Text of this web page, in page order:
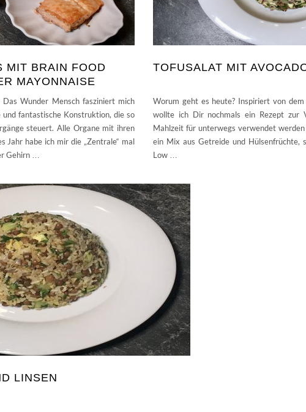
MIT BRAIN FOOD
MAYONNAISE
Wunder Mensch fasziniert mich
fantastische Konstruktion, die so
steuert. Alle Organe mit ihren
Jahr habe ich mir die „Zentrale“ mal
Gehirn …
TOFUSALAT MIT
Worum geht es heute? Inspiriert von
wollte ich Dir nochmals ein Rezept zur
Mahlzeit für unterwegs verwendet
ein Mix aus Getreide und Hülsenfrüchte,
Low …
LINSEN